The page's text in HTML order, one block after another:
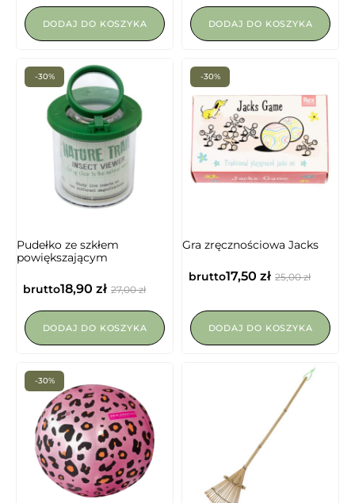
DODAJ DO KOSZYKA DODAJ DO KOSZYKA
-30%
Pudełko ze szkłem
powiększającym
27,00zł
18,90 zł
brutto
DODAJ DO KOSZYKA
-30%
Gra zręcznościowa Jacks
25,00zł
17,50 zł
brutto
DODAJ DO KOSZYKA
-30%